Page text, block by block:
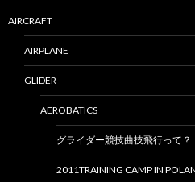
AIRCRAFT
AIRPLANE
GLIDER
AEROBATICS
グライダー競技曲技飛行って？
2011TRAINING CAMP IN